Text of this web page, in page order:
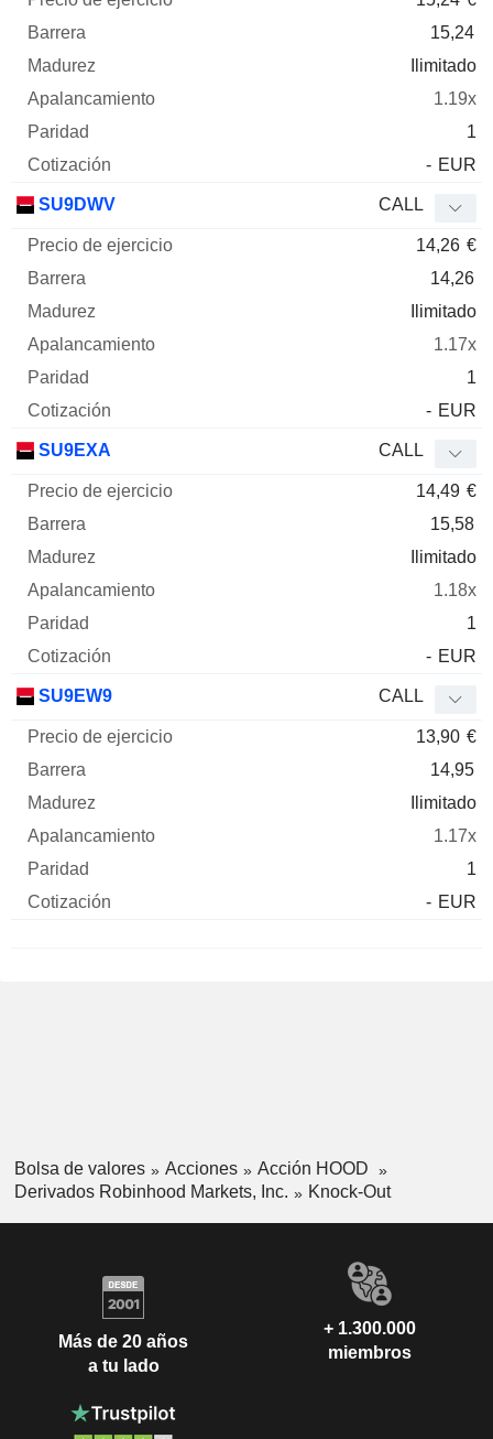
15,24
Ilimitado
1.19x
1
- EUR
SU9DWV CALL
14,26 €
14,26
Ilimitado
1.17x
1
- EUR
SU9EXA CALL
14,49 €
15,58
Ilimitado
1.18x
1
- EUR
SU9EW9 CALL
13,90 €
14,95
Ilimitado
1.17x
1
- EUR
Bolsa de valores Acciones
Acción HOOD
Derivados Robinhood Markets, Inc.
Knock-Out
Más de 20 años
a tu lado
+ 1.300.000
miembros